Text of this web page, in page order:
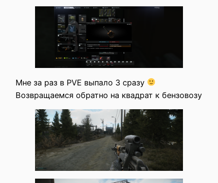
Мне за раз в PVE выпало 3 сразу
Возвращаемся обратно на квадрат к бензовозу